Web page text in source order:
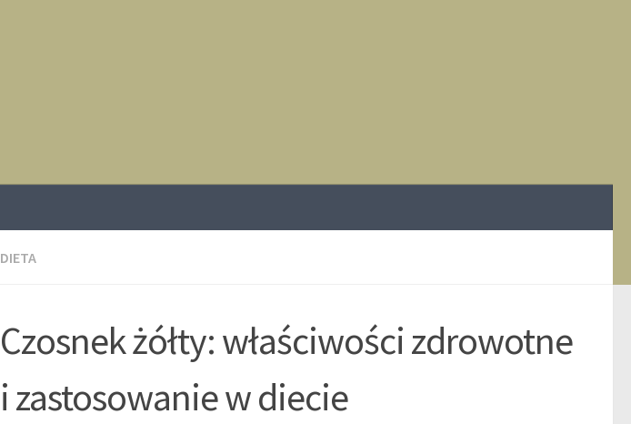
DIETA
Czosnek żółty: właściwości zdrowotne
i zastosowanie w diecie